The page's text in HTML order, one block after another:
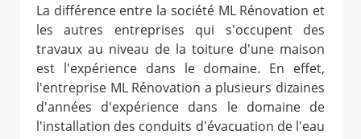
La différence entre la société ML Rénovation et
les autres entreprises qui s'occupent des
travaux au niveau de la toiture d'une maison
est l'expérience dans le domaine. En effet,
l'entreprise ML Rénovation a plusieurs dizaines
d'années d'expérience dans le domaine de
l'installation des conduits d'évacuation de l'eau